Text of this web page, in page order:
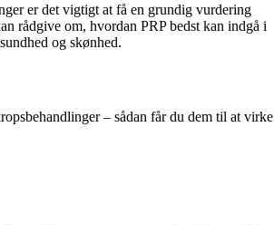
er det vigtigt at få en grundig vurdering
rådgive om, hvordan PRP bedst kan indgå i
og skønhed.
– sådan får du dem til at virke